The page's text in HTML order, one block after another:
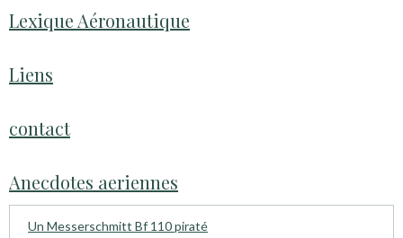
Lexique Aéronautique
Liens
contact
Anecdotes aeriennes
Un Messerschmitt Bf 110 piraté